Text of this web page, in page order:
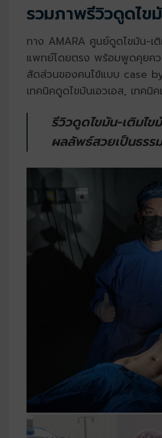
รวมภาพรีวิวดูดไ
ทาง AMARA ศูนย์ดูดไขมัน-เ
แพทย์โดยตรง พร้อมพูดคุยคว
สัดส่วนของคนไข้แบบ case
เทคนิคดูดไขมันเอวเอส, เทคนิ
รีวิวดูดไขมัน-เติมไ
ผลลัพธ์สวยเป็นธร